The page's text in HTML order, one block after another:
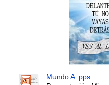
Mundo A .pps